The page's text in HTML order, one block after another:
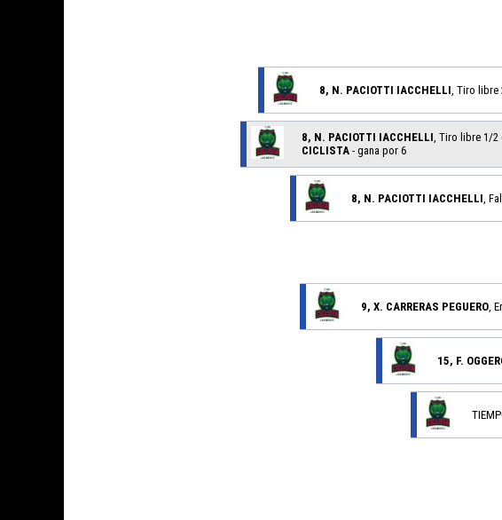
8, N. PACIOTTI IACCHELLI , Tiro
8, N. PACIOTTI IACCHELLI , Tiro libre 1/
CICLISTA - gana por 6
8, N. PACIOTTI IACCHELLI ,
9, X. CARRERAS PEGUERO ,
15, F.